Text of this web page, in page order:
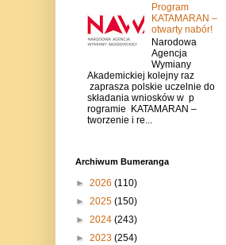
Program
KATAMARAN –
otwarty nabór!
Narodowa
Agencja
Wymiany
Akademickiej kolejny raz
zaprasza polskie uczelnie do
składania wniosków w p
rogramie KATAMARAN –
tworzenie i re...
Archiwum Bumeranga
► 2026 (110)
► 2025 (150)
► 2024 (243)
► 2023 (254)